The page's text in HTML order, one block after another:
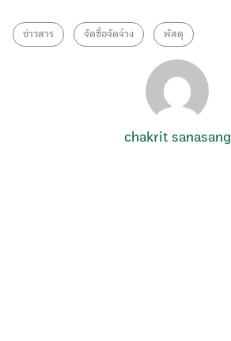
ข่าวสาร จัดซื้อจัดจ้าง พัสดุ
chakrit sanasang